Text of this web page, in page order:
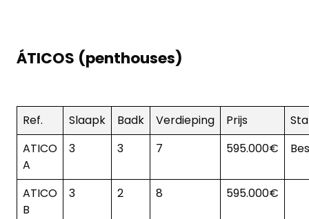
ÁTICOS (penthouses)
Ref. Slaapk Badk Verdieping Prijs
ATICO
A
3 3 7 595.000€
ATICO
B
3 2 8 595.000€